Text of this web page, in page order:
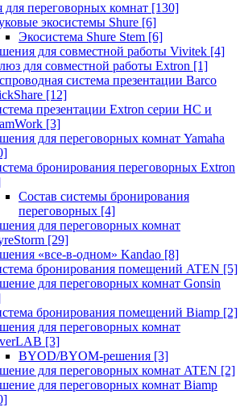
для переговорных комнат [130]
экосистемы Shure [6]
Экосистема Shure Stem [6]
для совместной работы Vivitek [4]
для совместной работы Extron [1]
система презентации Barco
[12]
презентации Extron серии HC и
[3]
для переговорных комнат Yamaha
бронирования переговорных Extron
Состав системы бронирования
переговорных [4]
для переговорных комнат
[29]
«все-в-одном» Kandao [8]
бронирования помещений ATEN [5]
для переговорных комнат Gonsin
бронирования помещений Biamp [2]
для переговорных комнат
[3]
BYOD/BYOM-решения [3]
для переговорных комнат ATEN [2]
для переговорных комнат Biamp